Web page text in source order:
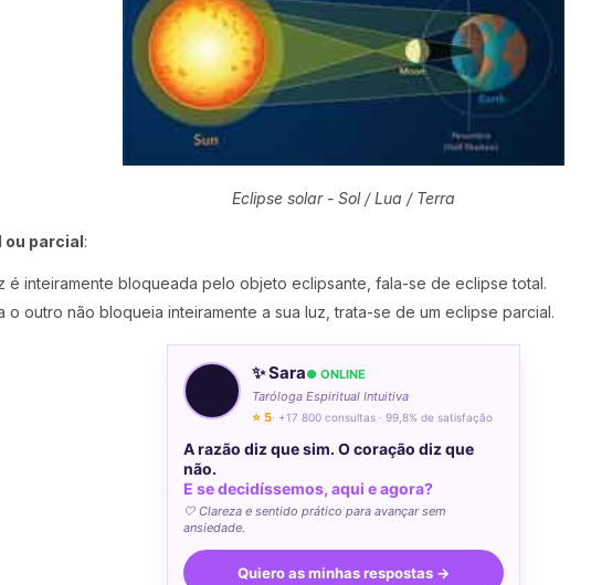
Eclipse solar - Sol / Lua / Terra
ou parcial:
é inteiramente bloqueada pelo objeto eclipsante, fala-se de eclipse total.
o outro não bloqueia inteiramente a sua luz, trata-se de um eclipse parcial.
✨ Sara● ONLINE
Taróloga Espiritual Intuitiva
⭐ 5· +17 800 consultas · 99,8% de satisfação
A razão diz que sim. O coração diz que
não.
E se decidíssemos, aqui e agora?
🤍 Clareza e sentido prático para avançar sem
ansiedade.
Quiero as minhas respostas →